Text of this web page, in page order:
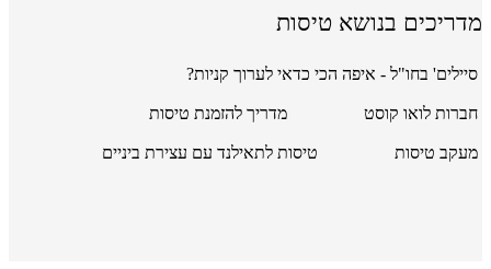
מדריכים בנושא טיסות
סיילים' בחו"ל - איפה הכי כדאי לערוך קניות?
חברות לואו קוסט מדריך להזמנת טיסות
מעקב טיסות טיסות לתאילנד עם עצירת ביניים